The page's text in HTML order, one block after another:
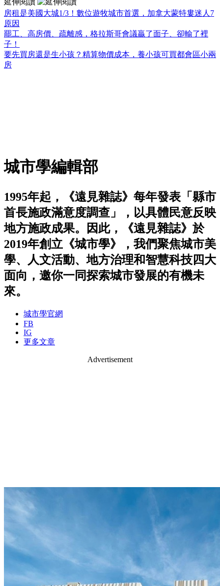
房租是美國大城1/3！數位遊牧城市首選，加拿大蒙特婁迷人7
原因
罷工、高房價、疏離感，格拉斯哥會議贏了面子、卻輸了裡
子！
要先買房還是生小孩？精算物價成本，養小孩可買都會區小兩
房
城市學編輯部
1995年起，《遠見雜誌》每年發表「縣市
首長施政滿意度調查」，以具體民意反映
地方施政成果。因此，《遠見雜誌》於
2019年創立《城市學》，我們聚焦城市美
學、人文活動、地方治理和智慧科技四大
面向，邀你一同探索城市發展的有機未
來。
城市學官網
FB
IG
更多文章
Advertisement